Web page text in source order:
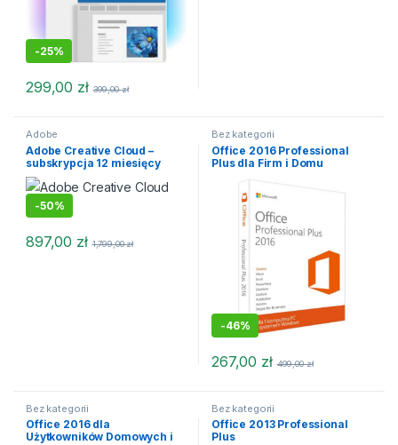
-25%
299,00 zł 399,00zł
Adobe
Adobe Creative Cloud –
subskrypcja 12 miesięcy
-50%
897,00 zł 1,799,00zł
Bez kategorii
Office 2016 Professional
Plus dla Firm i Domu
-46%
267,00 zł 499,00zł
Bez kategorii
Office 2016 dla
Użytkowników Domowych i
Bez kategorii
Office 2013 Professional
Plus